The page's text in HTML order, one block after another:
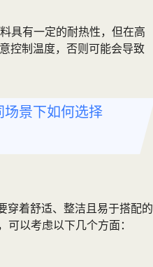
具有一定的耐热性，但在高
控制温度，否则可能会导致
场景下如何选择
穿着舒适、整洁且易于搭配的
可以考虑以下几个方面：